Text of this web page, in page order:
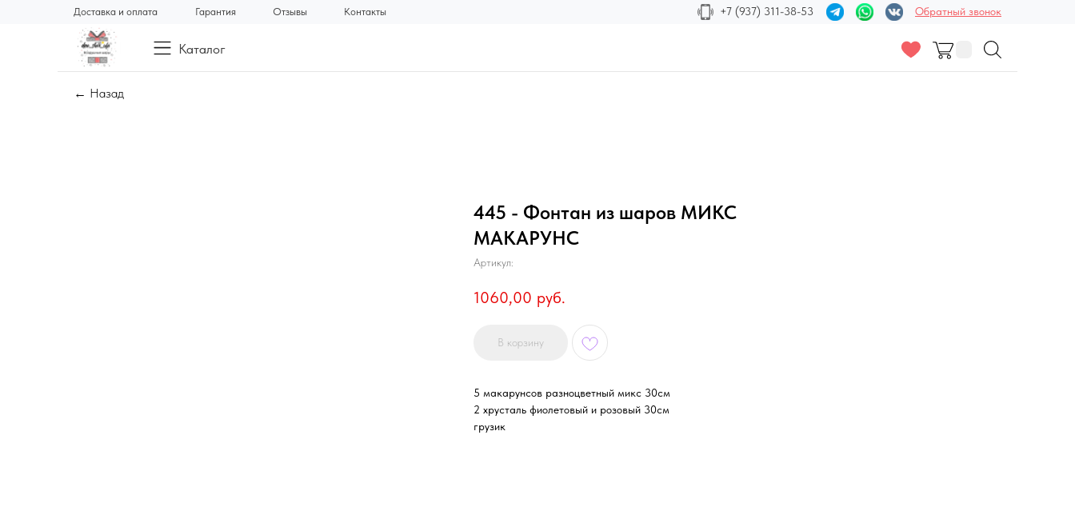
Отзывы Обратный звонок
+7 (937) 311-38-53
Контакты
Гарантия
Доставка и оплата
Каталог
← Назад
445 - Фонтан из шаров МИКС
МАКАРУНС
Артикул:
1060,00 руб.
В корзину
5 макарунсов разноцветный микс 30см
2 хрусталь фиолетовый и розовый 30см
грузик